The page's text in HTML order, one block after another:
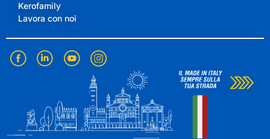
Kerofamily
Lavora con noi